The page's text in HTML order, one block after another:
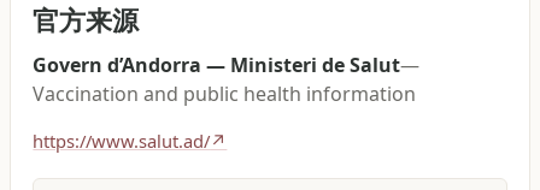
官方来源
Govern d’Andorra — Ministeri de Salut—
Vaccination and public health information
https://www.salut.ad/↗